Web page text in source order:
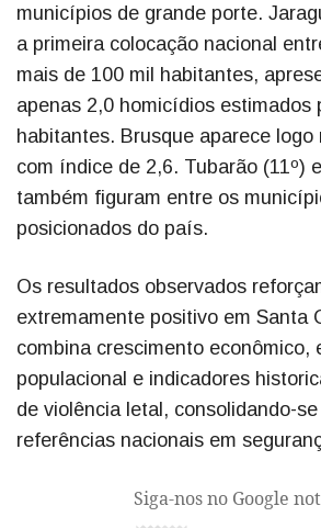
municípios de grande porte.
a primeira colocação nacional
mais de 100 mil habitantes,
apenas 2,0 homicídios estimados
habitantes. Brusque aparece logo
com índice de 2,6. Tubarão (11º)
também figuram entre os
posicionados do país.
Os resultados observados
extremamente positivo em Santa
combina crescimento econômico,
populacional e indicadores
de violência letal, consolidando-
referências nacionais em
Siga-nos no Google